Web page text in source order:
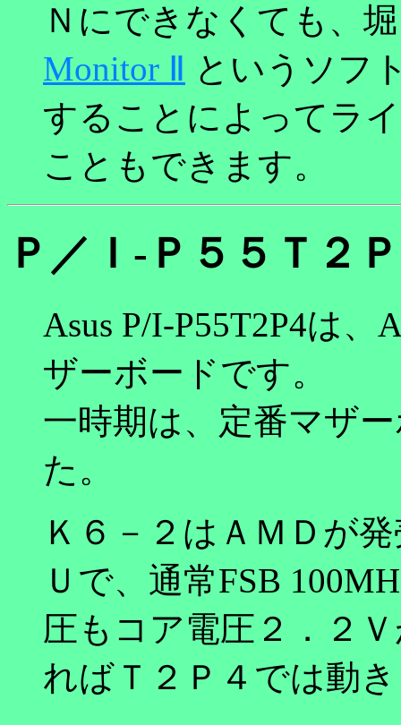
Ｎにできなくても、
Monitor Ⅱ というソフ
することによってラ
こともできます。
Ｐ／Ｉ-Ｐ５５Ｔ２
Asus P/I-P55T2P4は
ザーボードです。
一時期は、定番マザ
た。
Ｋ６－２はＡＭＤが
Ｕで、通常FSB
圧もコア電圧２．２
ればＴ２Ｐ４では動